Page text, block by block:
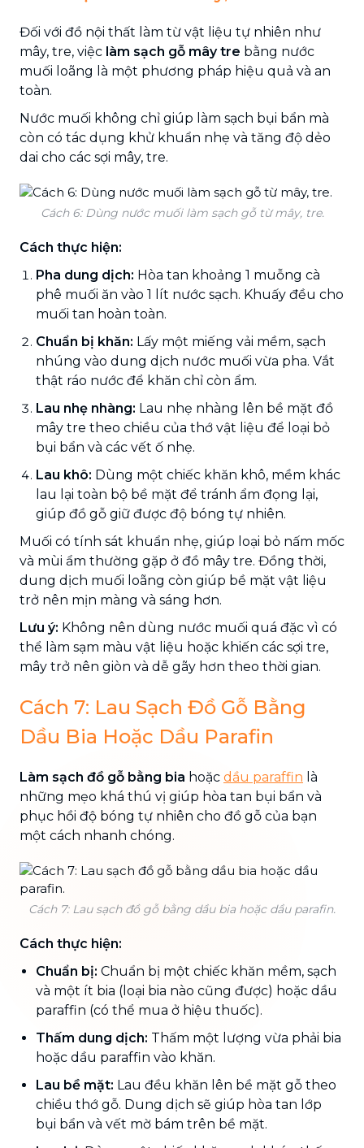
Đối với đồ nội thất làm từ vật liệu tự nhiên như
mây, tre, việc làm sạch gỗ mây tre bằng nước
muối loãng là một phương pháp hiệu quả và an
toàn.
Nước muối không chỉ giúp làm sạch bụi bẩn mà
còn có tác dụng khử khuẩn nhẹ và tăng độ dẻo
dai cho các sợi mây, tre.
Cách 6: Dùng nước muối làm sạch gỗ từ mây, tre.
Cách thực hiện:
Pha dung dịch: Hòa tan khoảng 1 muỗng cà
phê muối ăn vào 1 lít nước sạch. Khuấy đều cho
muối tan hoàn toàn.
Chuẩn bị khăn: Lấy một miếng vải mềm, sạch
nhúng vào dung dịch nước muối vừa pha. Vắt
thật ráo nước để khăn chỉ còn ẩm.
Lau nhẹ nhàng: Lau nhẹ nhàng lên bề mặt đồ
mây tre theo chiều của thớ vật liệu để loại bỏ
bụi bẩn và các vết ố nhẹ.
Lau khô: Dùng một chiếc khăn khô, mềm khác
lau lại toàn bộ bề mặt để tránh ẩm đọng lại,
giúp đồ gỗ giữ được độ bóng tự nhiên.
Muối có tính sát khuẩn nhẹ, giúp loại bỏ nấm mốc
và mùi ẩm thường gặp ở đồ mây tre. Đồng thời,
dung dịch muối loãng còn giúp bề mặt vật liệu
trở nên mịn màng và sáng hơn.
Lưu ý: Không nên dùng nước muối quá đặc vì có
thể làm sạm màu vật liệu hoặc khiến các sợi tre,
mây trở nên giòn và dễ gãy hơn theo thời gian.
Cách 7: Lau Sạch Đồ Gỗ Bằng
Dầu Bia Hoặc Dầu Parafin
Làm sạch đồ gỗ bằng bia hoặc dầu paraffin là
những mẹo khá thú vị giúp hòa tan bụi bẩn và
phục hồi độ bóng tự nhiên cho đồ gỗ của bạn
một cách nhanh chóng.
Cách 7: Lau sạch đồ gỗ bằng dầu bia hoặc dầu parafin.
Cách thực hiện:
Chuẩn bị: Chuẩn bị một chiếc khăn mềm, sạch
và một ít bia (loại bia nào cũng được) hoặc dầu
paraffin (có thể mua ở hiệu thuốc).
Thấm dung dịch: Thấm một lượng vừa phải bia
hoặc dầu paraffin vào khăn.
Lau bề mặt: Lau đều khăn lên bề mặt gỗ theo
chiều thớ gỗ. Dung dịch sẽ giúp hòa tan lớp
bụi bẩn và vết mờ bám trên bề mặt.